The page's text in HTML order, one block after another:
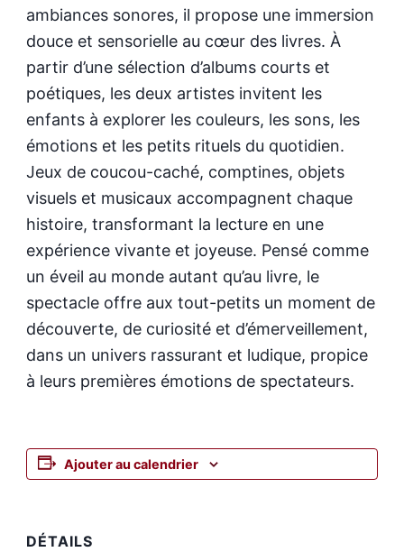
ambiances sonores, il propose une immersion
douce et sensorielle au cœur des livres. À
partir d’une sélection d’albums courts et
poétiques, les deux artistes invitent les
enfants à explorer les couleurs, les sons, les
émotions et les petits rituels du quotidien.
Jeux de coucou-caché, comptines, objets
visuels et musicaux accompagnent chaque
histoire, transformant la lecture en une
expérience vivante et joyeuse. Pensé comme
un éveil au monde autant qu’au livre, le
spectacle offre aux tout-petits un moment de
découverte, de curiosité et d’émerveillement,
dans un univers rassurant et ludique, propice
à leurs premières émotions de spectateurs.
Ajouter au calendrier
DÉTAILS